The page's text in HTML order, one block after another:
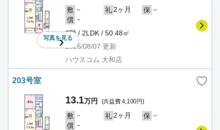
写真を見る
敷 － 礼 2ヶ月 保 －
償 －
2階 / 2LDK / 50.48㎡
2026/08/07 更新
ハウスコム 大和店
203号室
13.1万円 (共益費 4,100円)
敷 － 礼 2ヶ月 保 －
償 －